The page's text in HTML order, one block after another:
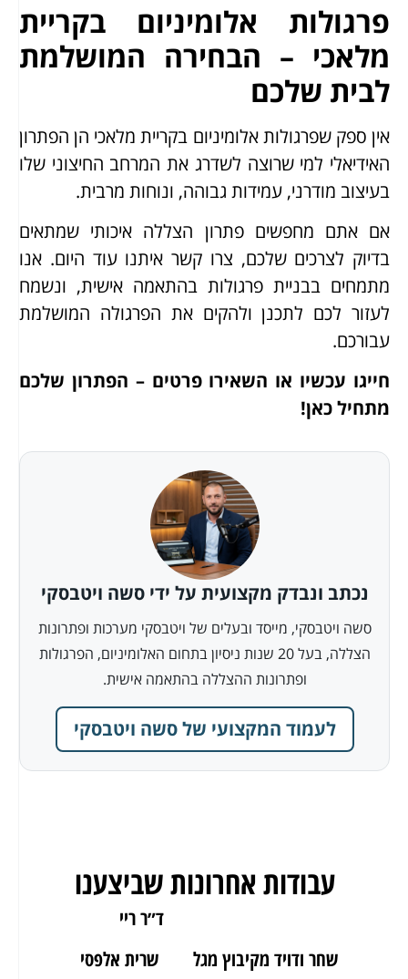
פרגולות אלומיניום בקריית
מלאכי – הבחירה המושלמת
לבית שלכם
אין ספק שפרגולות אלומיניום בקריית מלאכי הן הפתרון
האידיאלי למי שרוצה לשדרג את המרחב החיצוני שלו
בעיצוב מודרני, עמידות גבוהה, ונוחות מרבית.
אם אתם מחפשים פתרון הצללה איכותי שמתאים
בדיוק לצרכים שלכם, צרו קשר איתנו עוד היום. אנו
מתמחים בבניית פרגולות בהתאמה אישית, ונשמח
לעזור לכם לתכנן ולהקים את הפרגולה המושלמת
עבורכם.
חייגו עכשיו או השאירו פרטים – הפתרון שלכם
מתחיל כאן!
נכתב ונבדק מקצועית על ידי סשה ויטבסקי
סשה ויטבסקי, מייסד ובעלים של ויטבסקי מערכות ופתרונות
הצללה, בעל 20 שנות ניסיון בתחום האלומיניום, הפרגולות
ופתרונות ההצללה בהתאמה אישית.
לעמוד המקצועי של סשה ויטבסקי
עבודות אחרונות שביצענו
ד״ר ריי
שחר ודויד מקיבוץ מגל
שרית אלפסי